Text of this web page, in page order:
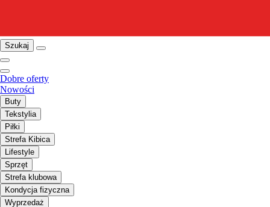
Szukaj
Dobre oferty
Nowości
Buty
Tekstylia
Piłki
Strefa Kibica
Lifestyle
Sprzęt
Strefa klubowa
Kondycja fizyczna
Wyprzedaż